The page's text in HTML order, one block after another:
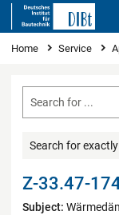
You are here
Home Service
Search for
Z-33.47-
Subject: